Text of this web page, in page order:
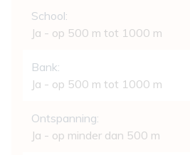
School:
Ja - op 500 m tot 1000 m
Bank:
Ja - op 500 m tot 1000 m
Ontspanning:
Ja - op minder dan 500 m